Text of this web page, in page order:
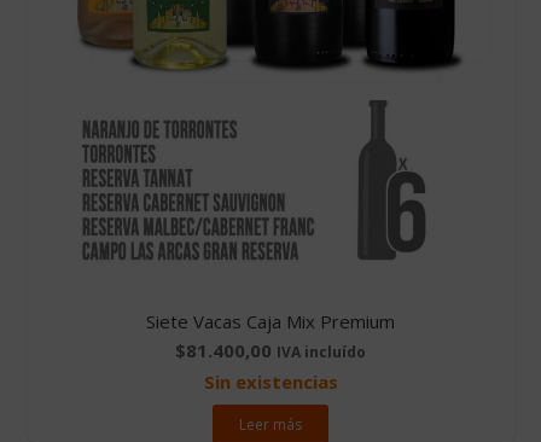
Siete Vacas Caja Mix Premium
$81.400,00 IVA incluído
Sin existencias
Leer más